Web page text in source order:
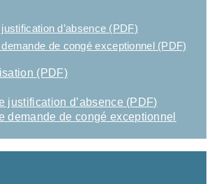
d’absence (PDF)
de congé exceptionnel (PDF)
(PDF)
justification d’absence (PDF)
demande de congé exceptionnel